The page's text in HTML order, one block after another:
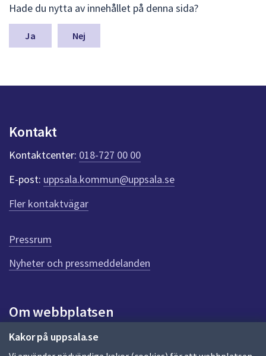
Kakor på uppsala.se
ä
m
a
n
k
e
r
f
ö
r
e
n
n
a
d
a
Hade du nytta av innehållet på denna sida?
Nej
Kontakt
Kontaktcenter: 018-727 00 00
E-post: uppsala.kommun@uppsala.se
Fler kontaktvägar
Pressrum
Nyheter och pressmeddelanden
Om webbplatsen
Om webbplatsen